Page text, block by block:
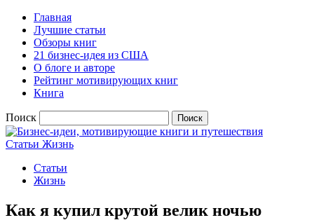
Главная
Лучшие статьи
Обзоры книг
21 бизнес-идея из США
О блоге и авторе
Рейтинг мотивирующих книг
Книга
Поиск
Статьи Жизнь
Статьи
Жизнь
Как я купил крутой велик ночью